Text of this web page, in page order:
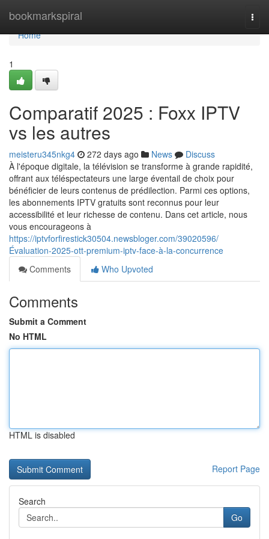
bookmarkspiral
Home
Home
1
Comparatif 2025 : Foxx IPTV
vs les autres
meisteru345nkg4 272 days ago News
Discuss
À l'époque digitale, la télévision se transforme à grande rapidité,
offrant aux téléspectateurs une large éventail de choix pour
bénéficier de leurs contenus de prédilection. Parmi ces options,
les abonnements IPTV gratuits sont reconnus pour leur
accessibilité et leur richesse de contenu. Dans cet article, nous
vous encourageons à
https://iptvforfirestick30504.newsbloger.com/39020596/
Évaluation-2025-ott-premium-iptv-face-à-la-concurrence
Comments
Who Upvoted
Comments
Submit a Comment
No HTML
HTML is disabled
Report Page
Search
Go